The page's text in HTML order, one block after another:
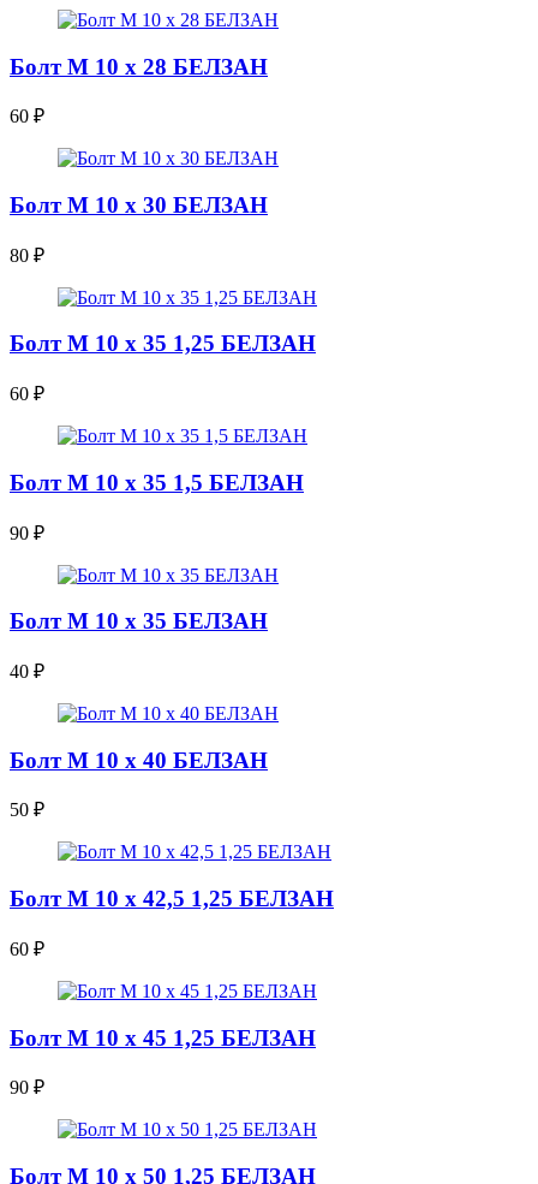
Болт М 10 х 28 БЕЛЗАН
60 ₽
Болт М 10 х 30 БЕЛЗАН
80 ₽
Болт М 10 х 35 1,25 БЕЛЗАН
60 ₽
Болт М 10 х 35 1,5 БЕЛЗАН
90 ₽
Болт М 10 х 35 БЕЛЗАН
40 ₽
Болт М 10 х 40 БЕЛЗАН
50 ₽
Болт М 10 х 42,5 1,25 БЕЛЗАН
60 ₽
Болт М 10 х 45 1,25 БЕЛЗАН
90 ₽
Болт М 10 х 50 1,25 БЕЛЗАН